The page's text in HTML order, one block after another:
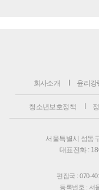
회사소개 윤리강
청소년보호정책
서울특별시 성동
대표전화 :
편집국 : 070-
등록번호 : 서